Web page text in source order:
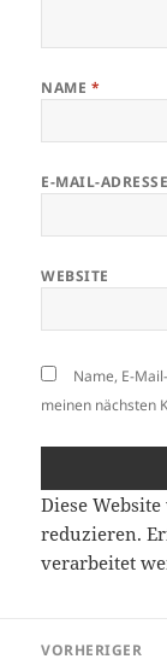
NAME *
E-MAIL-ADRESSE
WEBSITE
Name, E-
meinen nächsten
Diese
reduzieren.
verarbeitet
VORHERIGER